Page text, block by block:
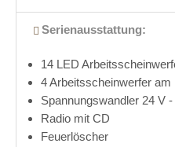
Serienausstattung:
14 LED
4 Arbeitsscheinwerfer am
Spannungswandler 24 V
Radio mit CD
Feuerlöscher